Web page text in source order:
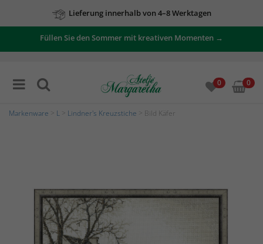
Lieferung innerhalb von 4–8 Werktagen
Füllen Sie den Sommer mit kreativen Momenten →
0 0
Markenware L Lindner's Kreuzstiche > Bild Käfer